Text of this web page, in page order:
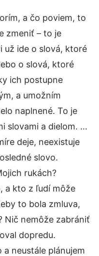
a čo poviem, to
zmeniť – to je
už ide o slová, ktoré
o slová, ktoré
ich postupne
a umožním
naplnené. To je
slovami a dielom. …
deje, neexistuje
slovo.
rukách?
a kto z ľudí môže
to bola zmluva,
Nič nemôže zabrániť
dopredu.
a neustále plánujem